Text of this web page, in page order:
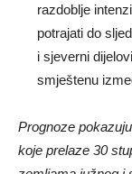
razdoblje
potrajati do
i sjeverni
smještenu
Prognoze
koje prelaze 30